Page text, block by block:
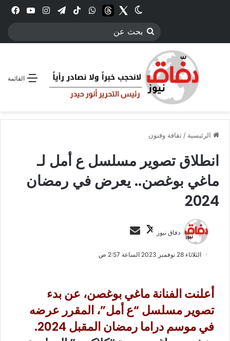
انستقرامتيلقرام‫TikTokواتسابthreadsTwitter
الوضع المظلم
بحث
القائمة
الرئيسية /ثقافة وفنون
انطلاق تصوير مسلسل ع أمل لـ
ماغي بوغصن.. يعرض في رمضان
2024
دفاق نيوز
ت
ب
ل
ى
X
س
ي
د
ا
الثلاثاء 28 نوفمبر 2023 الساعة 2:57 ص
أعلنت الفنانةماغي بوغصن، عن بدء
تصوير مسلسل “ع أمل”، المقرر عرضه
في موسم دراما رمضان المقبل 2024.